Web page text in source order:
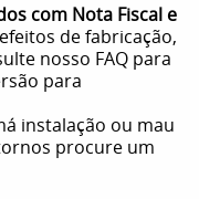
com Nota Fiscal e
de fabricação,
nosso FAQ para
para
instalação ou mau
procure um